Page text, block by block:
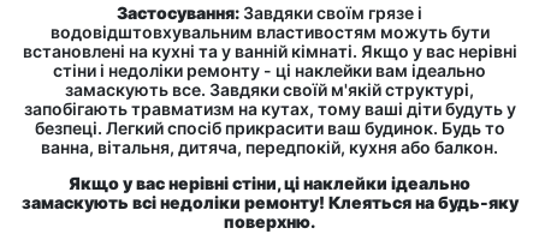
Застосування: Завдяки своїм грязе і
водовідштовхувальним властивостям можуть бути
встановлені на кухні та у ванній кімнаті. Якщо у вас нерівні
стіни і недоліки ремонту - ці наклейки вам ідеально
замаскують все. Завдяки своїй м'якій структурі,
запобігають травматизм на кутах, тому ваші діти будуть у
безпеці. Легкий спосіб прикрасити ваш будинок. Будь то
ванна, вітальня, дитяча, передпокій, кухня або балкон.
Якщо у вас нерівні стіни, ці наклейки ідеально
замаскують всі недоліки ремонту! Клеяться на будь-яку
поверхню.